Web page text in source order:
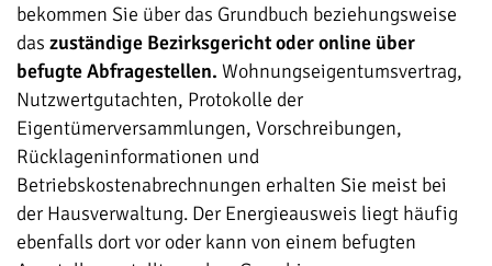
bekommen Sie über das Grundbuch beziehungsweise
das zuständige Bezirksgericht oder online über
befugte Abfragestellen. Wohnungseigentumsvertrag,
Nutzwertgutachten, Protokolle der
Eigentümerversammlungen, Vorschreibungen,
Rücklageninformationen und
Betriebskostenabrechnungen erhalten Sie meist bei
der Hausverwaltung. Der Energieausweis liegt häufig
ebenfalls dort vor oder kann von einem befugten